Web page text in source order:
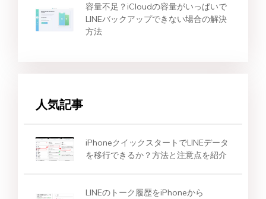
容量不足？iCloudの容量がいっぱいで
LINEバックアップできない場合の解決
方法
人気記事
iPhoneクイックスタートでLINEデータ
を移行できるか？方法と注意点を紹介
LINEのトーク履歴をiPhoneから